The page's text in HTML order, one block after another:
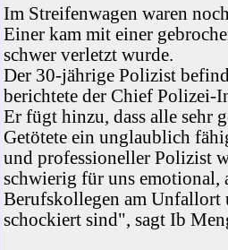
Im Streifenwagen waren
Einer kam mit einer
schwer verletzt wurde.
Der 30-jährige Polizist
berichtete der Chief Polizei-
Er fügt hinzu, dass alle sehr
Getötete ein unglaublich
und professioneller Polizist
schwierig für uns emotional,
Berufskollegen am Unfallort
schockiert sind", sagt Ib